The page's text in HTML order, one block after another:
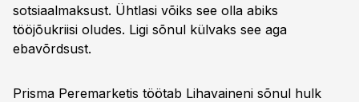
sotsiaalmaksust. Ühtlasi võiks see olla abiks
tööjõukriisi oludes. Ligi sõnul külvaks see aga
ebavõrdsust.
Prisma Peremarketis töötab Lihavaineni sõnul hulk